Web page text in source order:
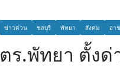
ข่าวด่วน ชลบุรี พัทยา สังคม อา
ตร.พัทยา ตั้ง